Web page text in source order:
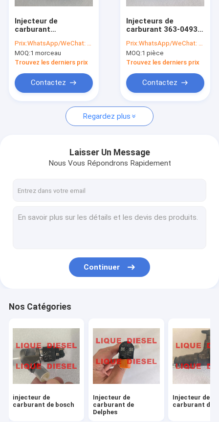
Demande de soumission
injecteur de carburant de bosch
Injecteur de carburant de Delphes
Cat Fuel Injector
L'autre injecteur
D'autres pompes
Turbocompresseur
D'autres pièces
Injecteur de
carburant
BOSCH 0 445 120 157
0445 120 157 pour
SAIC-IVECO
504255185, FIAT
504255185
Prix:WhatsApp/WeChat: +86-15153887217
MOQ:1 morceau
Trouvez les derniers prix
Contactez
Injecteurs de
carburant 363-0493
Injecteurs de rail
commun 3630493
4563493 20R5036
Prix:WhatsApp/WeChat: +86-15153887217
MOQ:1 pièce
Trouvez les derniers prix
Contactez
Regardez plus
Laisser Un Message
Nous Vous Répondrons Rapidement
Continuer
Nos Catégories
injecteur de
carburant de bosch
Injecteur de
carburant de
Delphes
Injecteur de
carburant de